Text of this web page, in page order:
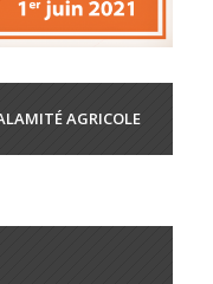
AGRICOLE